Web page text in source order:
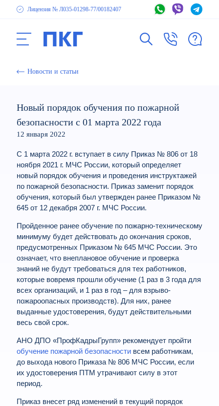
Лицензия № Л035-01298-77/00182407
Новости и статьи
Новый порядок обучения по пожарной
безопасности с 01 марта 2022 года
12 января 2022
С 1 марта 2022 г. вступает в силу Приказ № 806 от 18
ноября 2021 г. МЧС России, который определяет
новый порядок обучения и проведения инструктажей
по пожарной безопасности. Приказ заменит порядок
обучения, который был утвержден ранее Приказом №
645 от 12 декабря 2007 г. МЧС России.
Пройденное ранее обучение по пожарно-техническому
минимуму будет действовать до окончания сроков,
предусмотренных Приказом № 645 МЧС России. Это
означает, что внеплановое обучение и проверка
знаний не будут требоваться для тех работников,
которые вовремя прошли обучение (1 раз в 3 года для
всех организаций, и 1 раз в год – для взрыво-
пожароопасных производств). Для них, ранее
выданные удостоверения, будут действительными
весь свой срок.
АНО ДПО «ПрофКадрыГрупп» рекомендует пройти
обучение пожарной безопасности всем работникам,
до выхода нового Приказа № 806 МЧС России, если
их удостоверения ПТМ утрачивают силу в этот
период.
Приказ внесет ряд изменений в текущий порядок